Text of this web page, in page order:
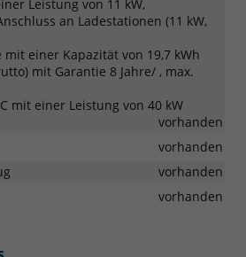
Leistung von 11 kW,
an Ladestationen (11 kW,
einer Kapazität von 19,7 kWh
mit Garantie 8 Jahre/ , max.
mit einer Leistung von 40 kW
vorhanden
vorhanden
vorhanden
vorhanden